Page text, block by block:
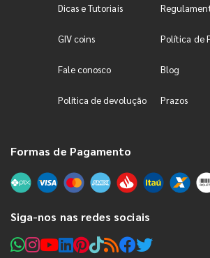
Dicas e Tutoriais
GIV coins Política de
Fale conosco Blog
Política de devolução Prazos
Formas de Pagamento
Siga-nos nas redes sociais